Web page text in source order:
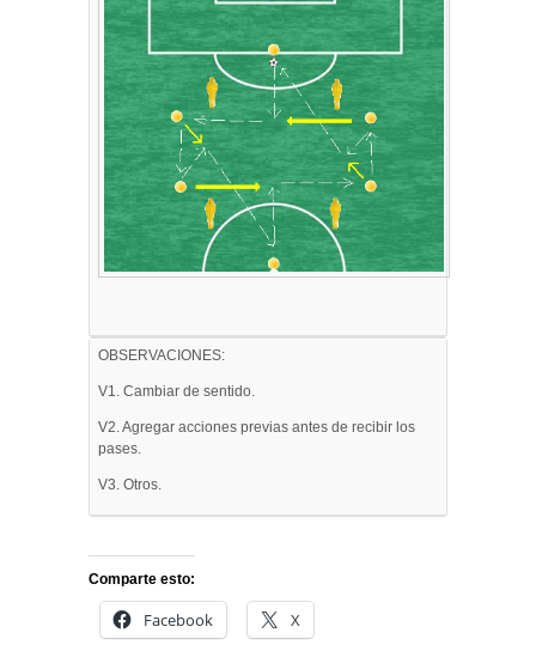
OBSERVACIONES:
V1. Cambiar de sentido.
V2. Agregar acciones previas antes de recibir los
pases.
V3. Otros.
Comparte esto:
Facebook X